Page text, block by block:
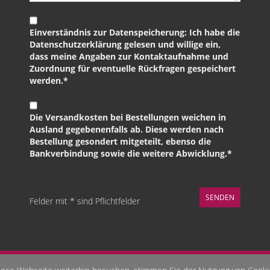
Einverständnis zur Datenspeicherung: Ich habe die
Datenschutzerklärung gelesen und willige ein,
dass meine Angaben zur Kontaktaufnahme und
Zuordnung für eventuelle Rückfragen gespeichert
werden.*
Die Versandkosten bei Bestellungen weichen in
Ausland gegebenenfalls ab. Diese werden nach
Bestellung gesondert mitgeteilt, ebenso die
Bankverbindung sowie die weitere Abwicklung.*
Felder mit * sind Pflichtfelder